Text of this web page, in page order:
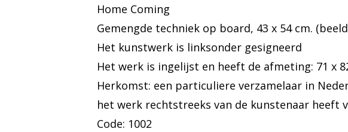
Home Coming
Gemengde techniek op board, 43 x 54 cm.
Het kunstwerk is linksonder gesigneerd
Het werk is ingelijst en heeft de afmeting: 71 x
Herkomst: een particuliere verzamelaar in
het werk rechtstreeks van de kunstenaar heeft
Code: 1002